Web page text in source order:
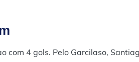
com 4 gols. Pelo Garcilaso,